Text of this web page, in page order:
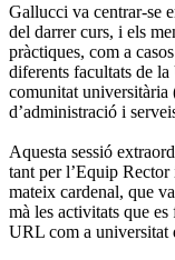
Gallucci va centrar-se
del darrer curs, i els
pràctiques, com a
diferents facultats de
comunitat universitària
d’administració i
Aquesta sessió
tant per l’Equip
mateix cardenal, que
mà les activitats que
URL com a universitat